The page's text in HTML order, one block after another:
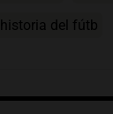
historia del fútb